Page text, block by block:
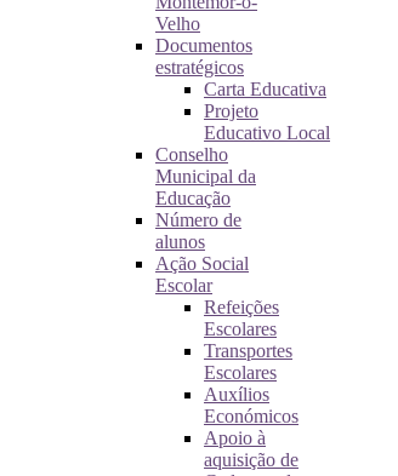
Velho
Documentos
estratégicos
Carta Educativa
Projeto
Educativo Local
Conselho
Municipal da
Educação
Número de
alunos
Ação Social
Escolar
Refeições
Escolares
Transportes
Escolares
Auxílios
Económicos
Apoio à
aquisição de